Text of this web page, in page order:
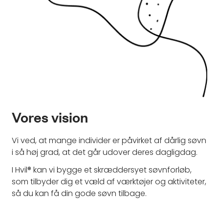
Vores vision
Vi ved, at mange individer er påvirket af dårlig søvn
i så høj grad, at det går udover deres dagligdag.
I Hvil® kan vi bygge et skræddersyet søvnforløb,
som tilbyder dig et væld af værktøjer og aktiviteter,
så du kan få din gode søvn tilbage.